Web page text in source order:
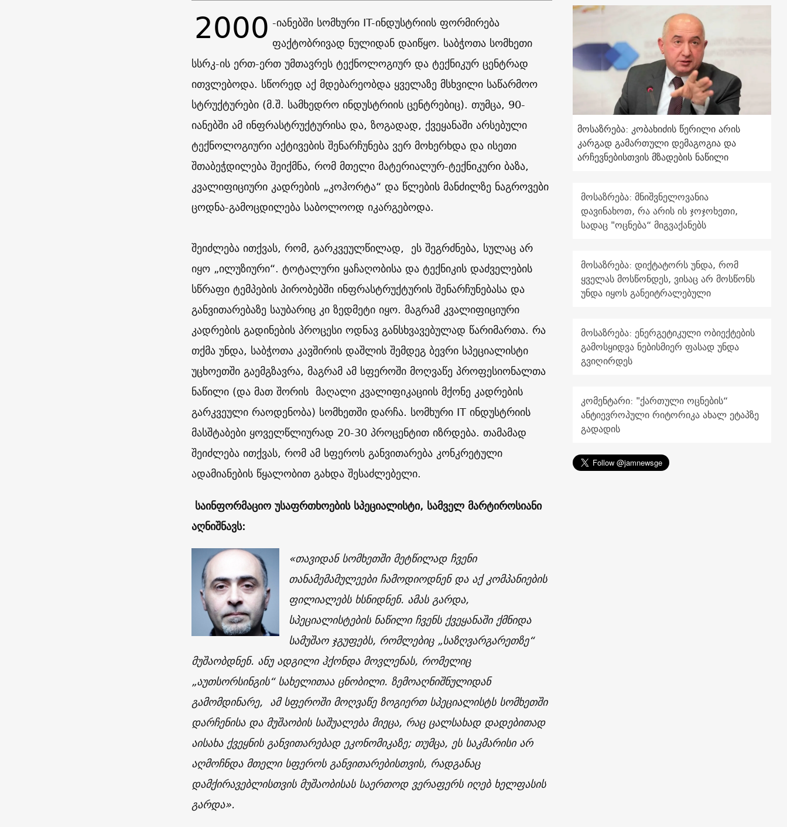
2000 -იანებში სომხური IT-ინდუსტრიის ფორმირება
ფაქტობრივად ნულიდან დაიწყო. საბჭოთა სომხეთი
სსრკ-ის ერთ-ერთ უმთავრეს ტექნოლოგიურ და ტექნიკურ ცენტრად
ითვლებოდა. სწორედ აქ მდებარეობდა ყველაზე მსხვილი საწარმოო
სტრუქტურები (მ.შ. სამხედრო ინდუსტრიის ცენტრებიც). თუმცა, 90-
იანებში ამ ინფრასტრუქტურისა და, ზოგადად, ქვეყანაში არსებული
ტექნოლოგიური აქტივების შენარჩუნება ვერ მოხერხდა და ისეთი
შთაბეჭდილება შეიქმნა, რომ მთელი მატერიალურ-ტექნიკური ბაზა,
კვალიფიციური კადრების „კოჰორტა“ და წლების მანძილზე ნაგროვები
ცოდნა-გამოცდილება საბოლოოდ იკარგებოდა.
შეიძლება ითქვას, რომ, გარკვეულწილად, ეს შეგრძნება, სულაც არ
იყო „ილუზიური“. ტოტალური ყაჩაღობისა და ტექნიკის დაძველების
სწრაფი ტემპების პირობებში ინფრასტრუქტურის შენარჩუნებასა და
განვითარებაზე საუბარიც კი ზედმეტი იყო. მაგრამ კვალიფიციური
კადრების გადინების პროცესი ოდნავ განსხვავებულად წარიმართა. რა
თქმა უნდა, საბჭოთა კავშირის დაშლის შემდეგ ბევრი სპეციალისტი
უცხოეთში გაემგზავრა, მაგრამ ამ სფეროში მოღვაწე პროფესიონალთა
ნაწილი (და მათ შორის მაღალი კვალიფიკაციის მქონე კადრების
გარკვეული რაოდენობა) სომხეთში დარჩა. სომხური IT ინდუსტრიის
მასშტაბები ყოველწლიურად 20-30 პროცენტით იზრდება. თამამად
შეიძლება ითქვას, რომ ამ სფეროს განვითარება კონკრეტული
ადამიანების წყალობით გახდა შესაძლებელი.
საინფორმაციო უსაფრთხოების სპეციალისტი, სამველ მარტიროსიანი
აღნიშნავს:
«თავიდან სომხეთში მეტწილად ჩვენი
თანამემამულეები ჩამოდიოდნენ და აქ კომპანიების
ფილიალებს ხსნიდნენ. ამას გარდა,
სპეციალისტების ნაწილი ჩვენს ქვეყანაში ქმნიდა
სამუშაო ჯგუფებს, რომლებიც „საზღვარგარეთზე“
მუშაობდნენ. ანუ ადგილი ჰქონდა მოვლენას, რომელიც
„აუთსორსინგის“ სახელითაა ცნობილი. ზემოაღნიშნულიდან
გამომდინარე, ამ სფეროში მოღვაწე ზოგიერთ სპეციალისტს სომხეთში
დარჩენისა და მუშაობის საშუალება მიეცა, რაც ცალსახად დადებითად
აისახა ქვეყნის განვითარებად ეკონომიკაზე; თუმცა, ეს საკმარისი არ
აღმოჩნდა მთელი სფეროს განვითარებისთვის, რადგანაც
დამქირავებლისთვის მუშაობისას საერთოდ ვერაფერს იღებ ხელფასის
გარდა».
მოსაზრება: კობახიძის წერილი არის
კარგად გამართული დემაგოგია და
არჩევნებისთვის მზადების ნაწილი
მოსაზრება: მნიშვნელოვანია
დავინახოთ, რა არის ის ჯოჯოხეთი,
სადაც "ოცნება“ მიგვაქანებს
მოსაზრება: დიქტატორს უნდა, რომ
ყველას მოსწონდეს, ვისაც არ მოსწონს
უნდა იყოს განეიტრალებული
მოსაზრება: ენერგეტიკული ობიექტების
გამოსყიდვა ნებისმიერ ფასად უნდა
გვიღირდეს
კომენტარი: "ქართული ოცნების“
ანტიევროპული რიტორიკა ახალ ეტაპზე
გადადის